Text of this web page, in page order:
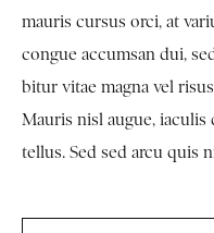
mauris cursus orci, at
congue accumsan dui,
bitur vitae magna vel
Mauris nisl augue, iaculis
tellus. Sed sed arcu quis